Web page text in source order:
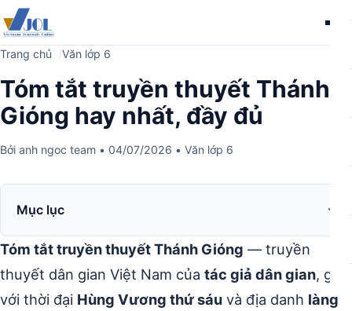
Trang chủ Văn lớp 6
Tóm tắt truyền thuyết Thánh
Gióng hay nhất, đầy đủ
Bởi anh ngoc team • 04/07/2026 • Văn lớp 6
Mục lục
Tóm tắt truyền thuyết Thánh Gióng — truyền
thuyết dân gian Việt Nam của tác giả dân gian, gắn
với thời đại Hùng Vương thứ sáu và địa danh làng